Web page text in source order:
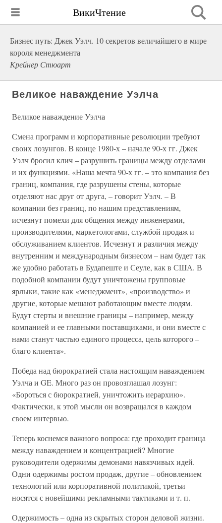
ВикиЧтение
Бизнес путь: Джек Уэлч. 10 секретов величайшего в мире
короля менеджмента
Крейнер Стюарт
Великое наваждение Уэлча
Великое наваждение Уэлча
Смена программ и корпоративные революции требуют
своих лозунгов. В конце 1980-х – начале 90-х гг. Джек
Уэлч бросил клич – разрушить границы между отделами
и их функциями. «Наша мечта 90-х гг. – это компания без
границ, компания, где разрушены стены, которые
отделяют нас друг от друга, – говорит Уэлч. – В
компании без границ, по нашим представлениям,
исчезнут помехи для общения между инженерами,
производителями, маркетологами, службой продаж и
обслуживанием клиентов. Исчезнут и различия между
внутренним и международным бизнесом – нам будет так
же удобно работать в Будапеште и Сеуле, как в США. В
подобной компании будут уничтожены групповые
ярлыки, такие как «менеджмент», «производство» и
другие, которые мешают работающим вместе людям.
Будут стерты и внешние границы – например, между
компанией и ее главными поставщиками, и они вместе с
нами станут частью единого процесса, цель которого –
благо клиента».
Победа над бюрократией стала настоящим наваждением
Уэлча и GE. Много раз он провозглашал лозунг:
«Бороться с бюрократией, уничтожить иерархию».
Фактически, к этой мысли он возвращался в каждом
своем интервью.
Теперь коснемся важного вопроса: где проходит граница
между наваждением и концентрацией? Многие
руководители одержимы демонами навязчивых идей.
Одни одержимы ростом продаж, другие – обновлением
технологий или корпоративной политикой, третьи
носятся с новейшими рекламными тактиками и т. п.
Одержимость – одна из скрытых сторон деловой жизни.